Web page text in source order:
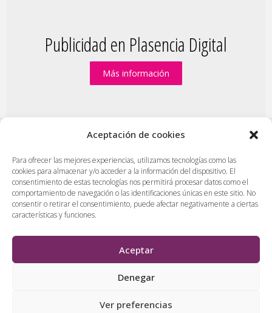
Aceptación de cookies
Para ofrecer las mejores experiencias, utilizamos tecnologías como las
cookies para almacenar y/o acceder a la información del dispositivo. El
consentimiento de estas tecnologías nos permitirá procesar datos como el
comportamiento de navegación o las identificaciones únicas en este sitio. No
consentir o retirar el consentimiento, puede afectar negativamente a ciertas
características y funciones.
Aceptar
Denegar
Ver preferencias
Publicidad en Plasencia Digital
Más información
PlasenciaDigital.com | Formulario de contacto
Publicidad en Plasencia Digital
|
Política de cookies (UE)
| Protección de datos
|
Aviso legal
| Diseño web en Plasencia
por los administradores antes de ser publicado. No se aceptarán
contenidos que falten al respeto, insulten o desprecien a
personas, lugares o empresas.